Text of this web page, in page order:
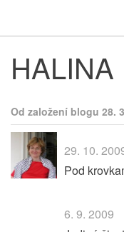
HALINA
Od založení blogu 28.
29. 10.
Pod
6. 9. 2009